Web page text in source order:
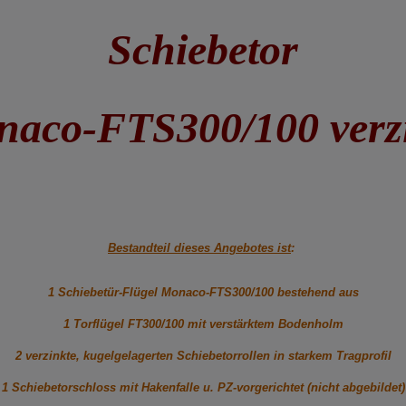
Schiebetor
FTS300/100
Bestandteil dieses Angebotes ist:
1 Schiebetür-Flügel Monaco-FTS300/100 bestehend aus
1 Torflügel FT300/100 mit verstärktem Bodenholm
2 verzinkte, kugelgelagerten Schiebetorrollen in starkem Tragprofil
1 Schiebetorschloss mit Hakenfalle u. PZ-vorgerichtet (nicht abgebildet)